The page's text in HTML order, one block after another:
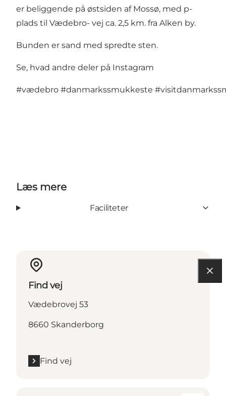
er beliggende på østsiden af Mossø, med p-
plads til Vædebro- vej ca. 2,5 km. fra Alken by.
Bunden er sand med spredte sten.
Se, hvad andre deler på Instagram
#vædebro #danmarkssmukkeste
Læs mere
Faciliteter
Find vej
Vædebrovej 53
8660 Skanderborg
Find vej